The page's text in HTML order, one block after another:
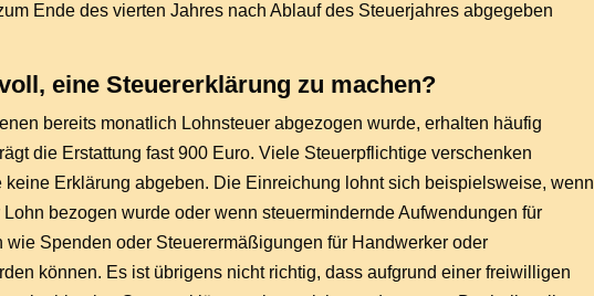
Ende des vierten Jahres nach Ablauf des Steuerjahres abgegeben
eine Steuererklärung zu machen?
bereits monatlich Lohnsteuer abgezogen wurde, erhalten häufig
die Erstattung fast 900 Euro. Viele Steuerpflichtige verschenken
Erklärung abgeben. Die Einreichung lohnt sich beispielsweise, wenn
bezogen wurde oder wenn steuermindernde Aufwendungen für
Spenden oder Steuerermäßigungen für Handwerker oder
können. Es ist übrigens nicht richtig, dass aufgrund einer freiwilligen